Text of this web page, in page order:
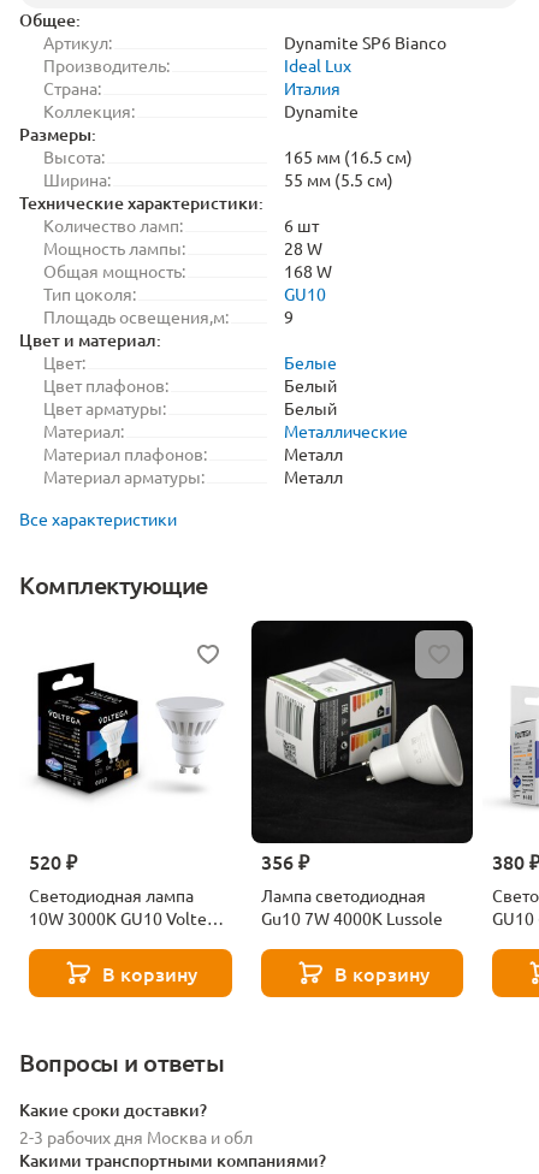
Общее:
Артикул:
Dynamite SP6 Bianco
Производитель:
Ideal Lux
Страна:
Италия
Коллекция:
Dynamite
Размеры:
Высота:
165 мм (16.5 см)
Ширина:
55 мм (5.5 см)
Технические характеристики:
Количество ламп:
6 шт
Мощность лампы:
28 W
Общая мощность:
168 W
Тип цоколя:
GU10
Площадь освещения,м:
9
Цвет и материал:
Цвет:
Белые
Цвет плафонов:
Белый
Цвет арматуры:
Белый
Материал:
Металлические
Материал плафонов:
Металл
Материал арматуры:
Металл
Все характеристики
Комплектующие
520 ₽
Светодиодная лампа
10W 3000K GU10 Voltega
В корзину
356 ₽
Лампа светодиодная
Gu10 7W 4000K Lussole
В корзину
380
Вопросы и ответы
Какие сроки доставки?
2-3 рабочих дня Москва и обл
Какими транспортными компаниями?